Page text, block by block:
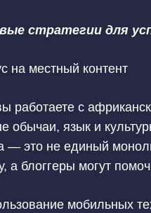
стратегии для
на местный контент
работаете с
обычаи, язык и
— это не единый
а блоггеры могут
мобильных